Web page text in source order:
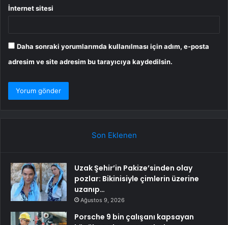
İnternet sitesi
Daha sonraki yorumlarımda kullanılması için adım, e-posta
adresim ve site adresim bu tarayıcıya kaydedilsin.
Son Eklenen
Uzak Şehir’in Pakize’sinden olay
pozlar: Bikinisiyle çimlerin üzerine
uzanıp…
Ağustos 9, 2026
Porsche 9 bin çalışanı kapsayan